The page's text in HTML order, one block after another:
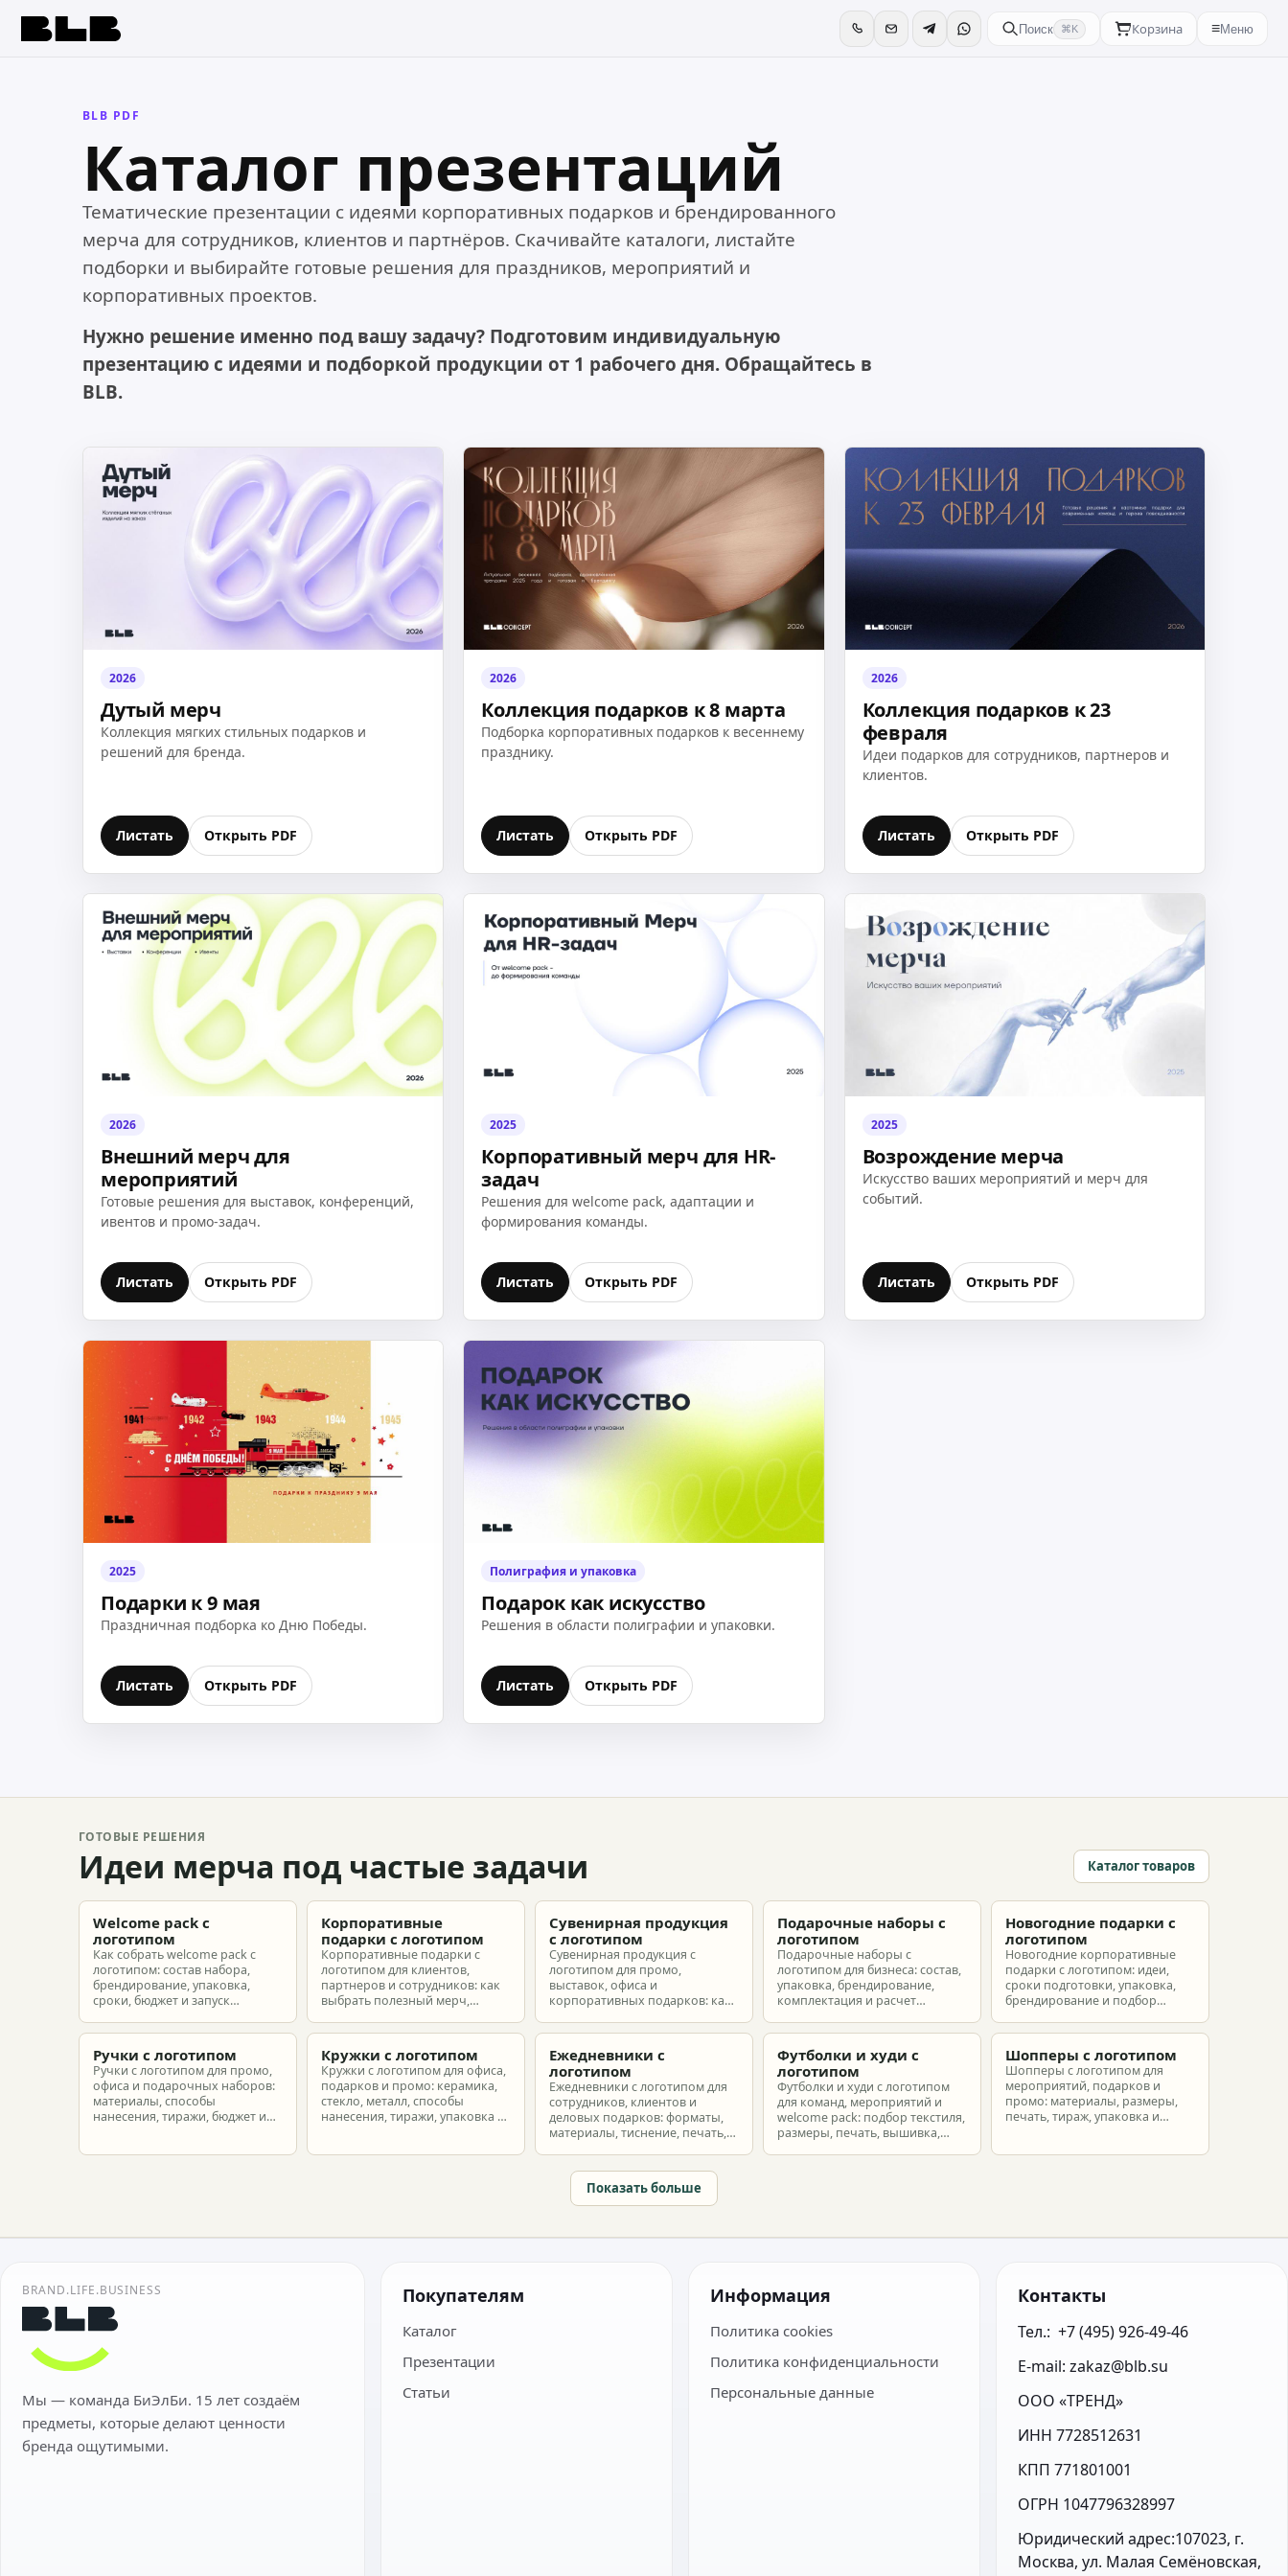
BLB Поиск ⌘K Корзина ≡Меню
BLB PDF
Каталог презентаций
Тематические презентации с идеями корпоративных подарков и брендированного
мерча для сотрудников, клиентов и партнёров. Скачивайте каталоги, листайте
подборки и выбирайте готовые решения для праздников, мероприятий и
корпоративных проектов.
Нужно решение именно под вашу задачу? Подготовим индивидуальную
презентацию с идеями и подборкой продукции от 1 рабочего дня. Обращайтесь в
BLB.
2026
Дутый мерч
Коллекция мягких стильных подарков и
решений для бренда.
Листать Открыть PDF
2026
Коллекция подарков к 8 марта
Подборка корпоративных подарков к весеннему
празднику.
Листать Открыть PDF
2026
Коллекция подарков к 23
февраля
Идеи подарков для сотрудников, партнеров и
клиентов.
Листать Открыть PDF
2026
Внешний мерч для
мероприятий
Готовые решения для выставок, конференций,
ивентов и промо-задач.
Листать Открыть PDF
2025
Корпоративный мерч для HR-
задач
Решения для welcome pack, адаптации и
формирования команды.
Листать Открыть PDF
2025
Возрождение мерча
Искусство ваших мероприятий и мерч для
событий.
Листать Открыть PDF
2025
Подарки к 9 мая
Праздничная подборка ко Дню Победы.
Листать Открыть PDF
Полиграфия и упаковка
Подарок как искусство
Решения в области полиграфии и упаковки.
Листать Открыть PDF
ГОТОВЫЕ РЕШЕНИЯ
Идеи мерча под частые задачи Каталог товаров
Welcome pack с
логотипом
Как собрать welcome pack с
логотипом: состав набора,
брендирование, упаковка,
сроки, бюджет и запуск
новых сотрудников.
Корпоративные
подарки с логотипом
Корпоративные подарки с
логотипом для клиентов,
партнеров и сотрудников: как
выбрать полезный мерч,
подготовить заказ без лишнего
риска.
Сувенирная продукция
с логотипом
Сувенирная продукция с
логотипом для промо,
выставок, офиса и
корпоративных подарков: как
макет и избежать лишних
затрат.
Подарочные наборы с
логотипом
Подарочные наборы с
логотипом для бизнеса: состав,
упаковка, брендирование,
комплектация и расчет
разные бюджеты.
Новогодние подарки с
логотипом
Новогодние корпоративные
подарки с логотипом: идеи,
сроки подготовки, упаковка,
брендирование и подбор
партнеров и сотрудников.
Ручки с логотипом
Ручки с логотипом для промо,
офиса и подарочных наборов:
материалы, способы
нанесения, тиражи, бюджет и
Кружки с логотипом
Кружки с логотипом для офиса,
подарков и промо: керамика,
стекло, металл, способы
нанесения, тиражи, упаковка и
Ежедневники с
логотипом
Ежедневники с логотипом для
сотрудников, клиентов и
деловых подарков: форматы,
материалы, тиснение, печать,
Футболки и худи с
логотипом
Футболки и худи с логотипом
для команд, мероприятий и
welcome pack: подбор текстиля,
размеры, печать, вышивка,
Шопперы с логотипом
Шопперы с логотипом для
мероприятий, подарков и
промо: материалы, размеры,
печать, тираж, упаковка и
Показать больше
BRAND.LIFE.BUSINESS
Мы — команда БиЭлБи. 15 лет создаём
предметы, которые делают ценности
бренда ощутимыми.
Покупателям
Каталог
Презентации
Статьи
Информация
Политика cookies
Политика конфиденциальности
Персональные данные
Контакты
Тел.:  +7 (495) 926-49-46
E-mail: zakaz@blb.su
ООО «ТРЕНД»
ИНН 7728512631
КПП 771801001
ОГРН 1047796328997
Юридический адрес:107023, г.
Москва, ул. Малая Семёновская,